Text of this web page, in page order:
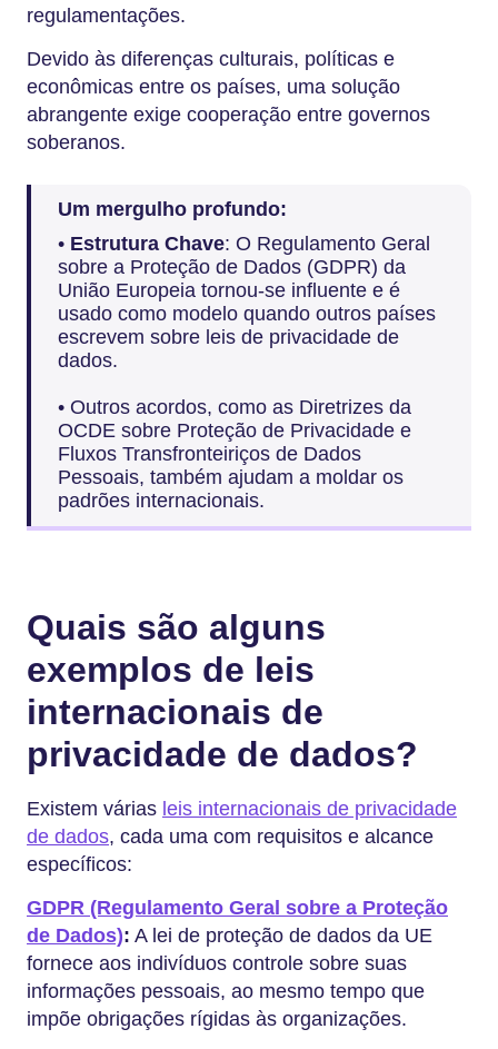
regulamentações.
Devido às diferenças culturais, políticas e
econômicas entre os países, uma solução
abrangente exige cooperação entre governos
soberanos.
Um mergulho profundo:
• Estrutura Chave: O Regulamento Geral
sobre a Proteção de Dados (GDPR) da
União Europeia tornou-se influente e é
usado como modelo quando outros países
escrevem sobre leis de privacidade de
dados.
• Outros acordos, como as Diretrizes da
OCDE sobre Proteção de Privacidade e
Fluxos Transfronteiriços de Dados
Pessoais, também ajudam a moldar os
padrões internacionais.
Quais são alguns
exemplos de leis
internacionais de
privacidade de dados?
Existem várias leis internacionais de privacidade
de dados, cada uma com requisitos e alcance
específicos:
GDPR (Regulamento Geral sobre a Proteção
de Dados): A lei de proteção de dados da UE
fornece aos indivíduos controle sobre suas
informações pessoais, ao mesmo tempo que
impõe obrigações rígidas às organizações.